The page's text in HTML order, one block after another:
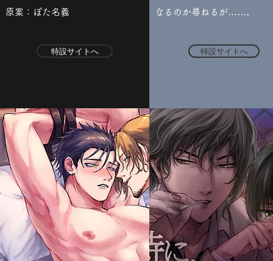
​​原案：ぽた名義
特設サイトへ
なるのか尋ねるが……。
特設サイトへ